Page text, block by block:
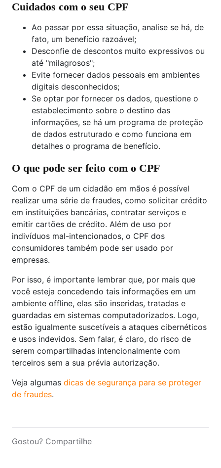
Cuidados com o seu CPF
Ao passar por essa situação, analise se há, de
fato, um benefício razoável;
Desconfie de descontos muito expressivos ou
até "milagrosos";
Evite fornecer dados pessoais em ambientes
digitais desconhecidos;
Se optar por fornecer os dados, questione o
estabelecimento sobre o destino das
informações, se há um programa de proteção
de dados estruturado e como funciona em
detalhes o programa de benefício.
O que pode ser feito com o CPF
Com o CPF de um cidadão em mãos é possível
realizar uma série de fraudes, como solicitar crédito
em instituições bancárias, contratar serviços e
emitir cartões de crédito. Além de uso por
indivíduos mal-intencionados, o CPF dos
consumidores também pode ser usado por
empresas.
Por isso, é importante lembrar que, por mais que
você esteja concedendo tais informações em um
ambiente offline, elas são inseridas, tratadas e
guardadas em sistemas computadorizados. Logo,
estão igualmente suscetíveis a ataques cibernéticos
e usos indevidos. Sem falar, é claro, do risco de
serem compartilhadas intencionalmente com
terceiros sem a sua prévia autorização.
Veja algumas dicas de segurança para se proteger
de fraudes.
Gostou? Compartilhe